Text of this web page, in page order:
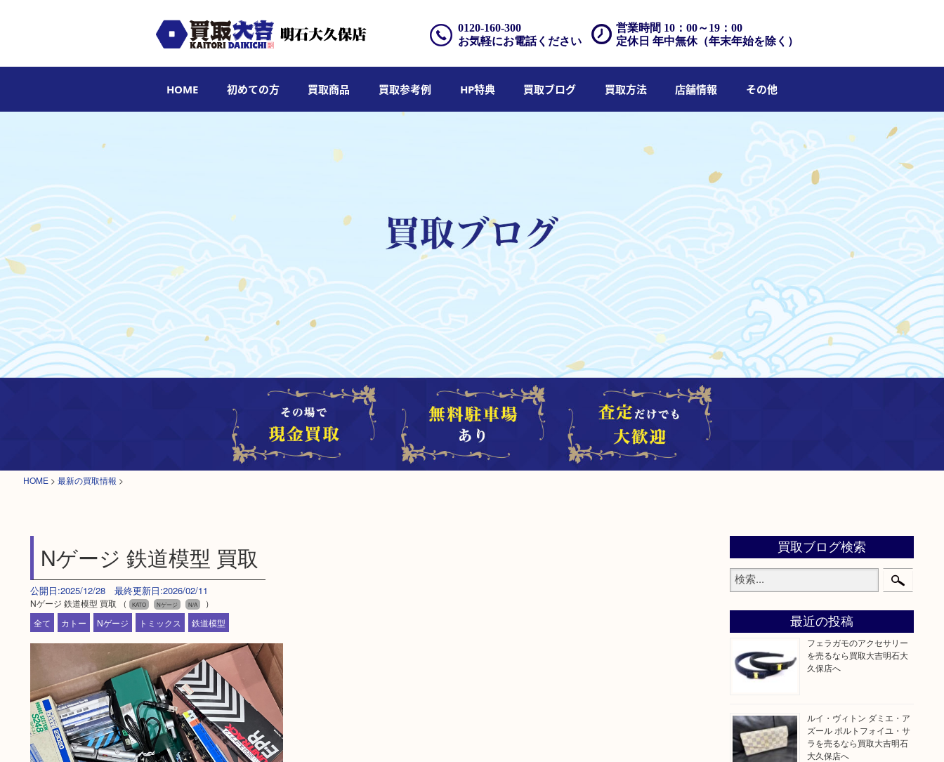
営業時間 10：00～19：00
定休日 年中無休（年末年始を除く）
0120-160-300
お気軽にお電話ください
HOME 初めての方 買取商品 買取参考例 HP特典 買取ブログ 買取方法 店舗情報 その他
HOME > 最新の買取情報 >
Nゲージ 鉄道模型 買取
公開日:2025/12/28 最終更新日:2026/02/11
Nゲージ 鉄道模型 買取 （ KATO Nゲージ N/A
）
全て
カトー Nゲージ トミックス 鉄道模型
買取ブログ検索
最近の投稿
フェラガモのアクセサリー
を売るなら買取大吉明石大
久保店へ
ルイ・ヴィトン ダミエ・ア
ズール ポルトフォイユ・サ
ラを売るなら買取大吉明石
大久保店へ